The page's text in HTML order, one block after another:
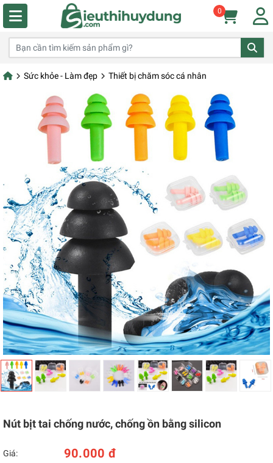
0
Sức khỏe - Làm đẹp Thiết bị chăm sóc cá nhân
Nút bịt tai chống nước, chống ồn bằng silicon
Giá: 90.000 đ